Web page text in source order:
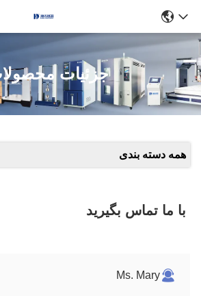
جزئیات
همه دسته بندی
با ما تماس بگیرید
Ms. Mary